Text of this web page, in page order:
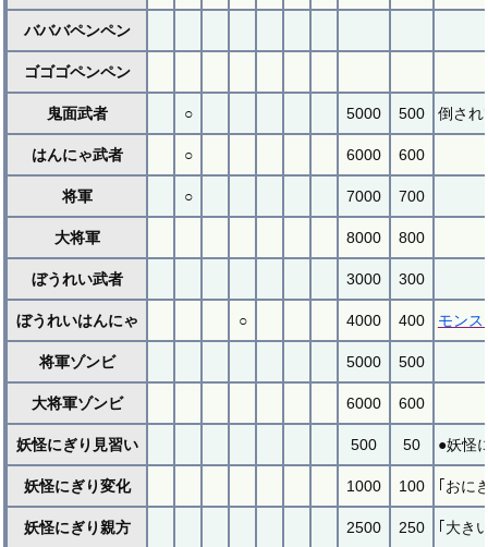
バババペンペン
ゴゴゴペンペン
鬼面武者 ○ 5000 500 倒され
はんにゃ武者 ○ 6000 600
将軍 ○ 7000 700
大将軍 8000 800
ぼうれい武者 3000 300
ぼうれいはんにゃ ○ 4000 400 モンス
将軍ゾンビ 5000 500
大将軍ゾンビ 6000 600
妖怪にぎり見習い 500 50 ●妖怪
妖怪にぎり変化 1000 100 ｢おに
妖怪にぎり親方 2500 250 ｢大き